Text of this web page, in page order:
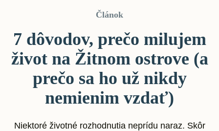
Článok
7 dôvodov, prečo milujem
život na Žitnom ostrove (a
prečo sa ho už nikdy
nemienim vzdať)
Niektoré životné rozhodnutia neprídu naraz. Skôr